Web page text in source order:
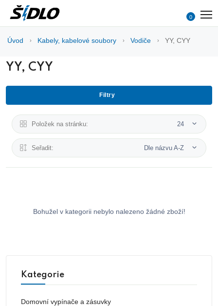
0
Úvod Kabely, kabelové soubory Vodiče YY, CYY
YY, CYY
Filtry
Položek na stránku: 24
Seřadit: Dle názvu A-Z
Bohužel v kategorii nebylo nalezeno žádné zboží!
Kategorie
Domovní vypínače a zásuvky